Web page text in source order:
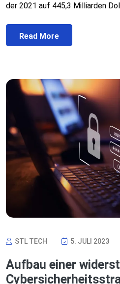
der 2021 auf 445,3 Milliarden
Read More
STL TECH 5. JULI 2023
Aufbau einer